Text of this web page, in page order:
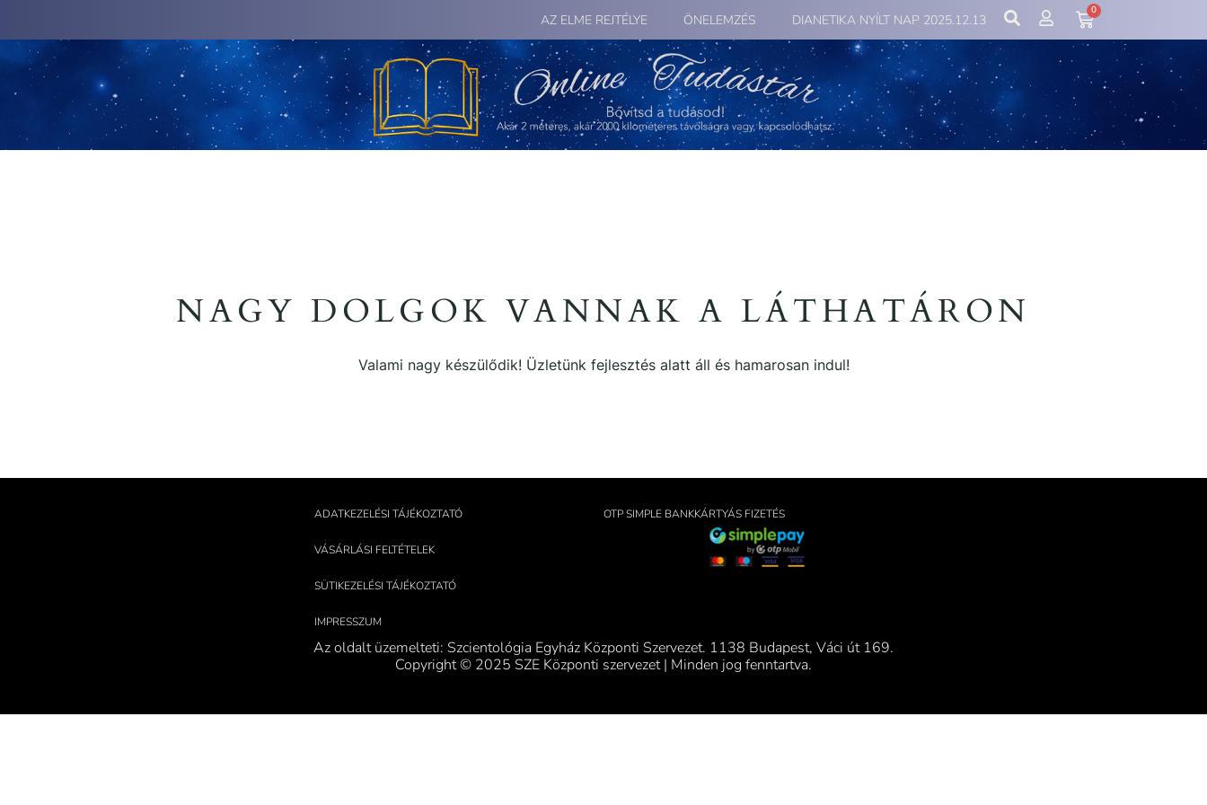
AZ ELME REJTÉLYE ÖNELEMZÉS DIANETIKA NYÍLT NAP 2025.12.13
0
NAGY DOLGOK VANNAK A LÁTHATÁRON
Valami nagy készülődik! Üzletünk fejlesztés alatt áll és hamarosan indul!
ADATKEZELÉSI TÁJÉKOZTATÓ
VÁSÁRLÁSI FELTÉTELEK
SÜTIKEZELÉSI TÁJÉKOZTATÓ
IMPRESSZUM
OTP SIMPLE BANKKÁRTYÁS FIZETÉS
Az oldalt üzemelteti: Szcientológia Egyház Központi Szervezet. 1138 Budapest, Váci út 169.
Copyright © 2025 SZE Központi szervezet | Minden jog fenntartva.